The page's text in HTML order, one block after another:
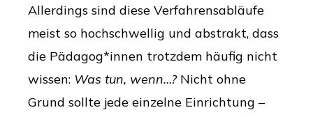
Allerdings sind diese Verfahrensabläufe
meist so hochschwellig und abstrakt, dass
die Pädagog*innen trotzdem häufig nicht
wissen: Was tun, wenn…? Nicht ohne
Grund sollte jede einzelne Einrichtung –